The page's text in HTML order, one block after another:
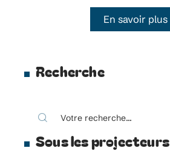
En savoir plus
Recherche
Sous les projecteurs